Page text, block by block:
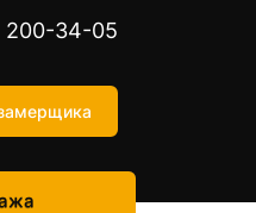
200-34-05